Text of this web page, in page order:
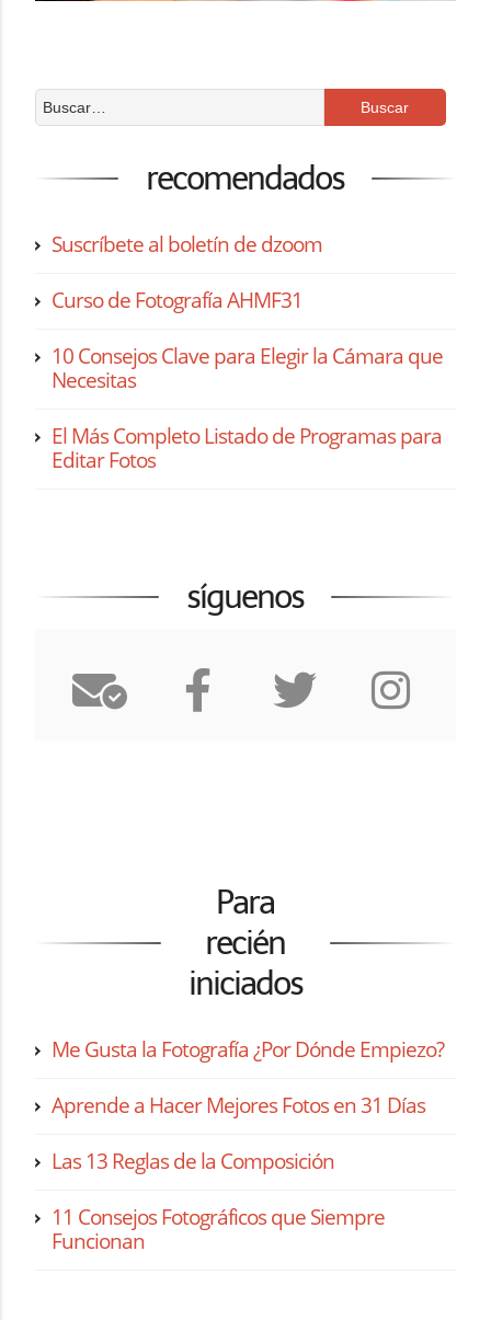
recomendados
Suscríbete al boletín de dzoom
Curso de Fotografía AHMF31
10 Consejos Clave para Elegir la Cámara que
Necesitas
El Más Completo Listado de Programas para
Editar Fotos
síguenos
Para
recién
iniciados
Me Gusta la Fotografía ¿Por Dónde Empiezo?
Aprende a Hacer Mejores Fotos en 31 Días
Las 13 Reglas de la Composición
11 Consejos Fotográficos que Siempre
Funcionan